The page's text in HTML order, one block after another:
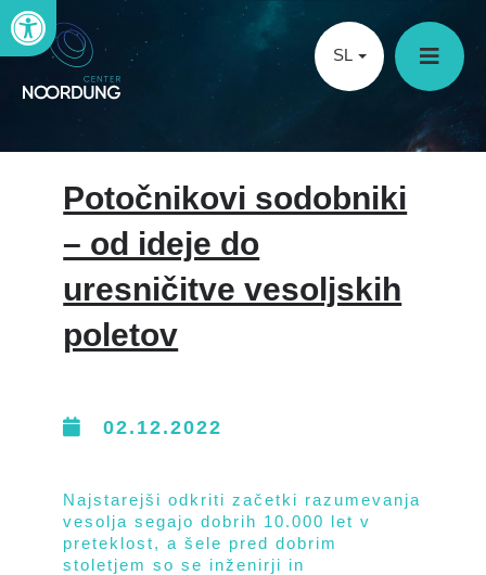
Open toolbar
SL
Potočnikovi sodobniki
– od ideje do
uresničitve vesoljskih
poletov
02.12.2022
Najstarejši odkriti začetki razumevanja
vesolja segajo dobrih 10.000 let v
preteklost, a šele pred dobrim
stoletjem so se inženirji in